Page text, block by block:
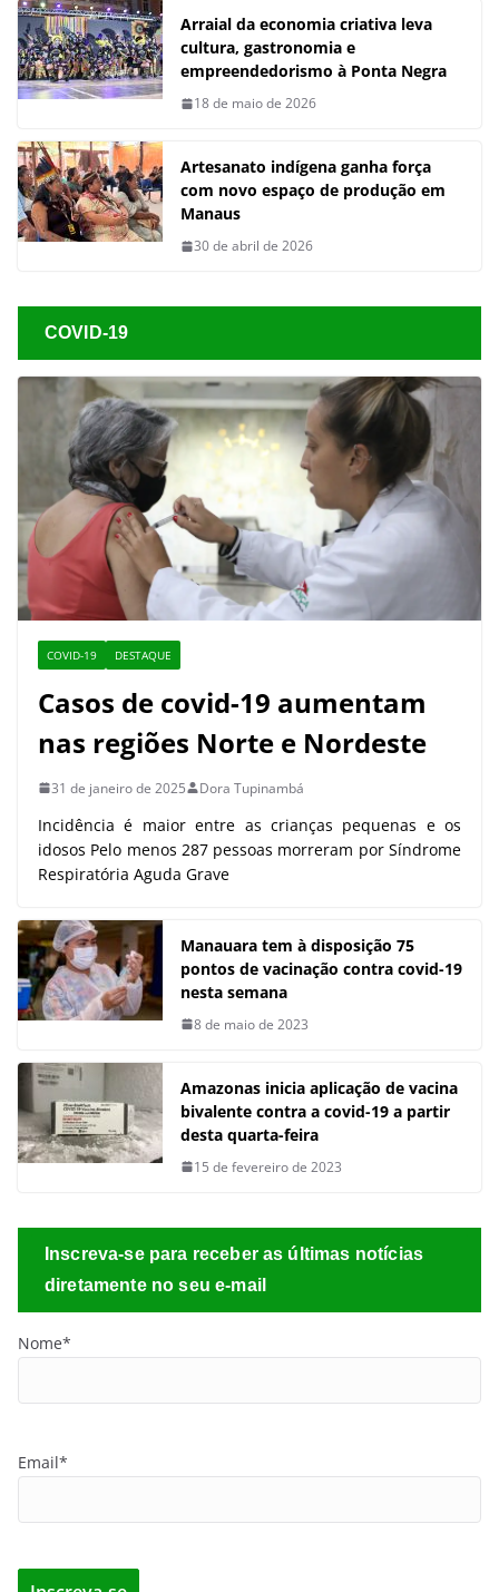
Arraial da economia criativa leva
cultura, gastronomia e
empreendedorismo à Ponta Negra
18 de maio de 2026
Artesanato indígena ganha força
com novo espaço de produção em
Manaus
30 de abril de 2026
COVID-19
COVID-19 DESTAQUE
Casos de covid-19 aumentam
nas regiões Norte e Nordeste
31 de janeiro de 2025 Dora Tupinambá
Incidência é maior entre as crianças pequenas e os
idosos Pelo menos 287 pessoas morreram por Síndrome
Respiratória Aguda Grave
Manauara tem à disposição 75
pontos de vacinação contra covid-19
nesta semana
8 de maio de 2023
Amazonas inicia aplicação de vacina
bivalente contra a covid-19 a partir
desta quarta-feira
15 de fevereiro de 2023
Inscreva-se para receber as últimas notícias
diretamente no seu e-mail
Nome*
Email*